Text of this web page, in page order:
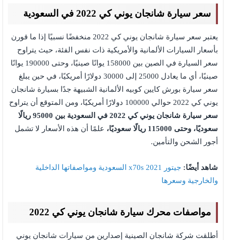
سعر سيارة شانجان يوني كي 2022 في السعودية
يعتبر سعر سيارة شانجان يوني كي 2022 منخفضًا نسبيًا إذا ما قورن
بأسعار السيارات الألمانية والأمريكية ذات نفس الفئة، حيث يتراوح
سعر السيارة في الصين بين 158000 يوانًا صينيًا، وحتى 190000 يوانًا
صينيًا، أي ما يعادل 25000 إلى 30000 دولارًا أمريكيًا، في حين يبلغ
سعر سيارة بورش كايين كوبيه الألمانية الشبيهة جدًا بسيارة شانجان
يوني كي 2022 حوالي 100000 دولارًا أمريكيًا، ومن المتوقع أن يتراوح
سعر سيارة شانجان يوني كي 2022 في السعودية بين 95000 ريالًا
سعوديًا، وحتى 115000 ريالًا سعوديًا،
علمًا أن هذه الأسعار لا تشمل
أجور الشحن والتأمين.
شاهد أيضًا:
جيتور x70s 2021 السعودية ومواصفاتها الداخلية
والخارجية وسعرها
مواصفات محرك سيارة شانجان يوني كي 2022
أطلقت شركة شانجان الصينية إصدارين من سيارات شانجان يوني